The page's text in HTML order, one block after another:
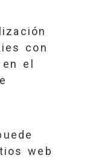
con
el
web